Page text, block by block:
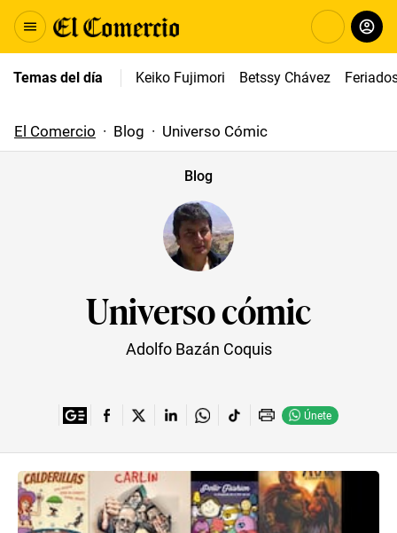
Temas del día Keiko Fujimori Betssy Chávez
El Comercio · Blog · Universo Cómic
Blog
Universo cómic
Adolfo Bazán Coquis
Únete